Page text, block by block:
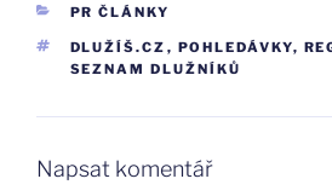
RUBRIKY
PR ČLÁNKY
ŠTÍTKY
DLUŽÍŠ.CZ , POHLEDÁVKY,
SEZNAM DLUŽNÍKŮ
Napsat komentář